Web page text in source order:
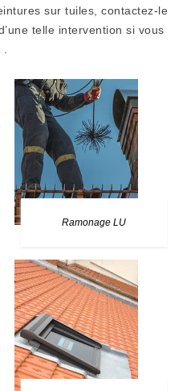
sur tuiles, contactez-le
telle intervention si vous
Ramonage LU